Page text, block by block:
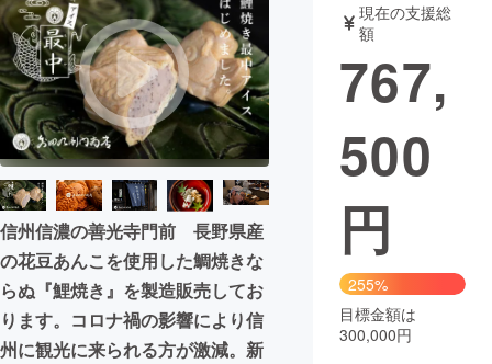
テクノロジー・ガジェット ゲーム・サ
映像・映画 書籍・雑誌
ビジネス・起業 チャレンジ
まちづくり・地域活性化
CAMPFIRE for Social Good
CAMPFIRE Creation
CAMPFIREふるさと納税machi-ya コミュニティ
信州信濃の善光寺門前 長野県産
の花豆あんこを使用した鯛焼きな
らぬ『鯉焼き』を製造販売してお
ります。コロナ禍の影響により信
州に観光に来られる方が激減。新
現在の支援総
額
767,
500
円
255%
目標金額は
300,000円